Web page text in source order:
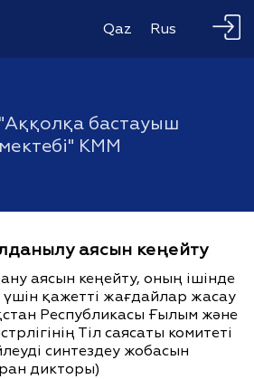
Qaz Rus
"Аққолқа бастауыш
мектебі" КММ
аясын кеңейту
аясын кеңейту, оның ішінде
қажетті жағдайлар жасау
Республикасы Ғылым және
Тіл саясаты комитеті
синтездеу жобасын
дикторы)